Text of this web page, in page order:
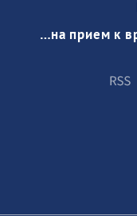
Запись на прием к врачу через Госуслуги